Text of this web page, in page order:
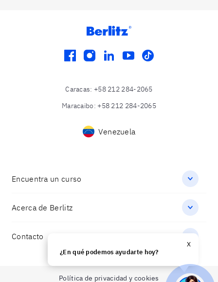
X
¿En qué podemos ayudarte hoy?
facebook
instagram
linkedin
youtube
tiktok
Caracas: +58 212 284-2065
Maracaibo: +58 212 284-2065
Venezuela
Encuentra un curso
Acerca de Berlitz
Contacto
Política de privacidad y cookies